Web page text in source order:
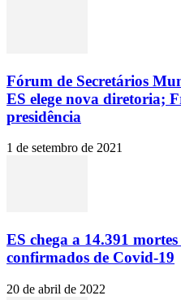
Fórum de Secretários
ES elege nova diretoria;
presidência
1 de setembro de 2021
ES chega a 14.391 mortes
confirmados de Covid-19
20 de abril de 2022